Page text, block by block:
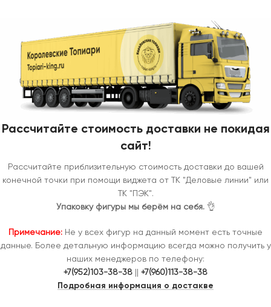
Рассчитайте стоимость доставки не покидая
сайт!
Рассчитайте приблизительную стоимость доставки до вашей
конечной точки при помощи виджета от ТК "Деловые линии" или
ТК "ПЭК".
Упаковку фигуры мы берём на себя.👌
Примечание: Не у всех фигур на данный момент есть точные
данные. Более детальную информацию всегда можно получить у
наших менеджеров по телефону:
+7(952)103-38-38 || +7(960)113-38-38
Подробная информация о достакве